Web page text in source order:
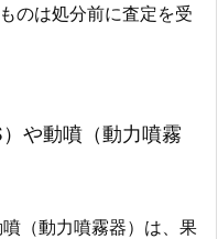
のは処分前に査定を受
や動噴（動力噴霧
（動力噴霧器）は、果